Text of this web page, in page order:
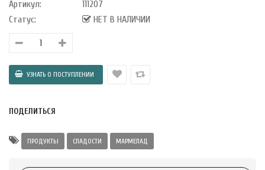
в
Укрепление
Артикул:
111207
Статус:
НЕТ В НАЛИЧИИ
ПОДЕЛИТЬСЯ
ПРОДУКТЫ СЛАДОСТИ МАРМЕЛАД